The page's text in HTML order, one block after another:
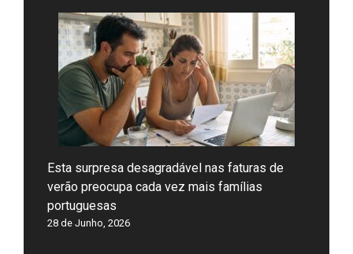
Esta surpresa desagradável nas faturas de
verão preocupa cada vez mais famílias
portuguesas
28 de Junho, 2026